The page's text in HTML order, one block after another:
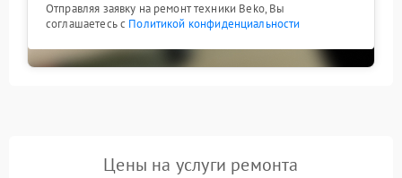
Отправляя заявку на ремонт техники Beko, Вы
соглашаетесь с Политикой конфиденциальности
Цены на услуги ремонта